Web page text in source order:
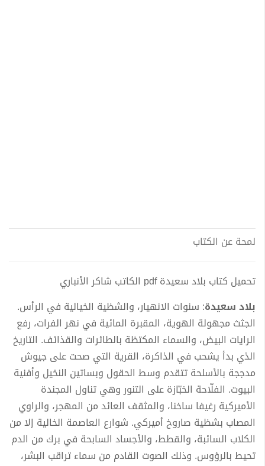
لمحة عن الكتاب
تحميل كتاب بلاد سعيدة pdf الكاتب شاكر الأنباري
بلاد سعيدة: سنوات الانهيار، والشظية الخيالية في الرأس.
الجثث مجهولة الهوية، المقبرة المائية في نهر الفرات، رفع
الرايات البيض، والسماء المكتظة بالطائرات والقذائف. التاريخ
الذي بدأ يشحب في الذاكرة، القرية التي صحت على جيوش
مدججة بالأسلحة تتقدم وسط الحقول وبساتين النخيل وأفنية
البيوت. الفلّاحة الخبّازة على التنور وهي تناول المجندة
الأميركية رغيفا ساخنا، والمثقف العائد من المهجر، والراوي
المصاب بشظية صاروخ أميركي. شوارع العاصمة الخالية إلا من
الكلاب السائبة، والقطط، والأجساد السابحة في برك من الدم
تحيط بالرؤوس. وذلك الصوت القادم من سماء تراقب البشر،